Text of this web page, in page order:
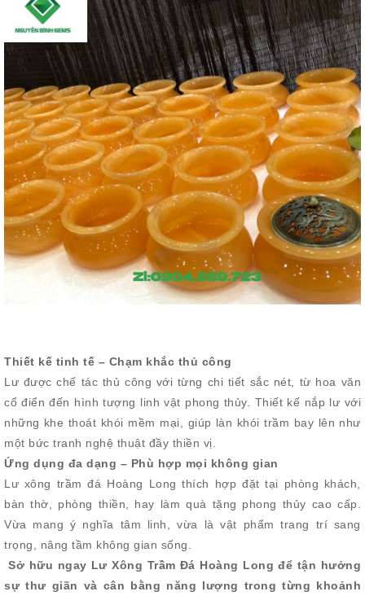
Thiết kế tinh tế – Chạm khắc thủ công
Lư được chế tác thủ công với từng chi tiết sắc nét, từ hoa văn
cổ điển đến hình tượng linh vật phong thủy. Thiết kế nắp lư với
những khe thoát khói mềm mại, giúp làn khói trầm bay lên như
một bức tranh nghệ thuật đầy thiền vị.
Ứng dụng đa dạng – Phù hợp mọi không gian
Lư xông trầm đá Hoàng Long thích hợp đặt tại phòng khách,
bàn thờ, phòng thiền, hay làm quà tặng phong thủy cao cấp.
Vừa mang ý nghĩa tâm linh, vừa là vật phẩm trang trí sang
trọng, nâng tầm không gian sống.
Sở hữu ngay Lư Xông Trầm Đá Hoàng Long để tận hưởng
sự thư giãn và cân bằng năng lượng trong từng khoảnh